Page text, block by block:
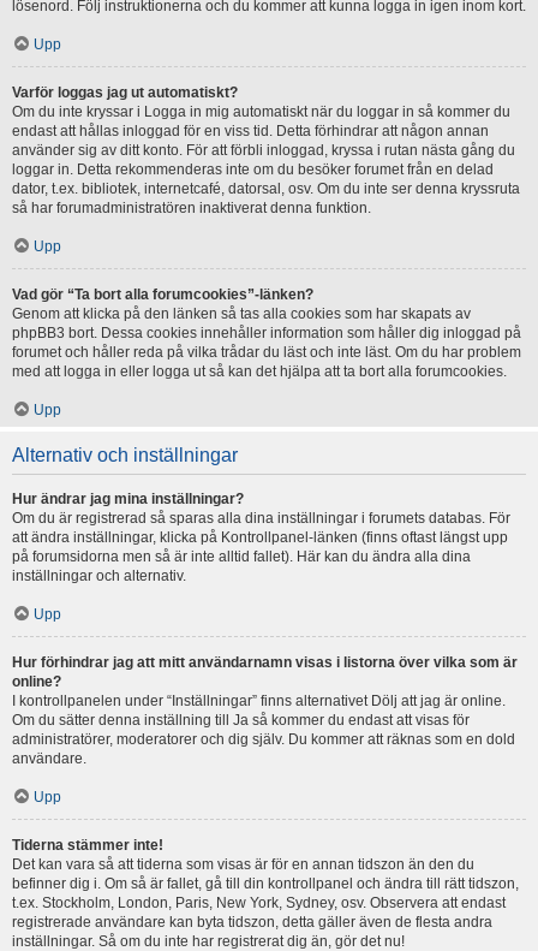
lösenord. Följ instruktionerna och du kommer att kunna logga in igen inom kort.
Upp
Varför loggas jag ut automatiskt?
Om du inte kryssar i Logga in mig automatiskt när du loggar in så kommer du
endast att hållas inloggad för en viss tid. Detta förhindrar att någon annan
använder sig av ditt konto. För att förbli inloggad, kryssa i rutan nästa gång du
loggar in. Detta rekommenderas inte om du besöker forumet från en delad
dator, t.ex. bibliotek, internetcafé, datorsal, osv. Om du inte ser denna kryssruta
så har forumadministratören inaktiverat denna funktion.
Upp
Vad gör “Ta bort alla forumcookies”-länken?
Genom att klicka på den länken så tas alla cookies som har skapats av
phpBB3 bort. Dessa cookies innehåller information som håller dig inloggad på
forumet och håller reda på vilka trådar du läst och inte läst. Om du har problem
med att logga in eller logga ut så kan det hjälpa att ta bort alla forumcookies.
Upp
Alternativ och inställningar
Hur ändrar jag mina inställningar?
Om du är registrerad så sparas alla dina inställningar i forumets databas. För
att ändra inställningar, klicka på Kontrollpanel-länken (finns oftast längst upp
på forumsidorna men så är inte alltid fallet). Här kan du ändra alla dina
inställningar och alternativ.
Upp
Hur förhindrar jag att mitt användarnamn visas i listorna över vilka som är
online?
I kontrollpanelen under “Inställningar” finns alternativet Dölj att jag är online.
Om du sätter denna inställning till Ja så kommer du endast att visas för
administratörer, moderatorer och dig själv. Du kommer att räknas som en dold
användare.
Upp
Tiderna stämmer inte!
Det kan vara så att tiderna som visas är för en annan tidszon än den du
befinner dig i. Om så är fallet, gå till din kontrollpanel och ändra till rätt tidszon,
t.ex. Stockholm, London, Paris, New York, Sydney, osv. Observera att endast
registrerade användare kan byta tidszon, detta gäller även de flesta andra
inställningar. Så om du inte har registrerat dig än, gör det nu!